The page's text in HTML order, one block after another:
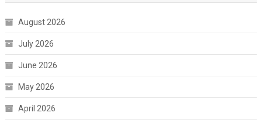
August 2026
July 2026
June 2026
May 2026
April 2026